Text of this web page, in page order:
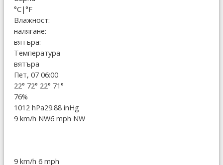
°C|°F
Влажност:
налягане:
вятъра:
Температура
вятъра
Пет, 07 06:00
22° 72° 22° 71°
76%
1012 hPa29.88 inHg
9 km/h NW6 mph NW
9 km/h 6 mph